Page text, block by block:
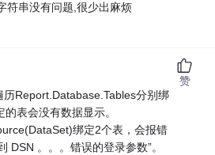
符串没有问题,很少出麻烦
历Report.Database.Tables分别绑
表会没有数据显示。
绑定2个表，会报错
DSN 。。。错误的登录参数”。
赞